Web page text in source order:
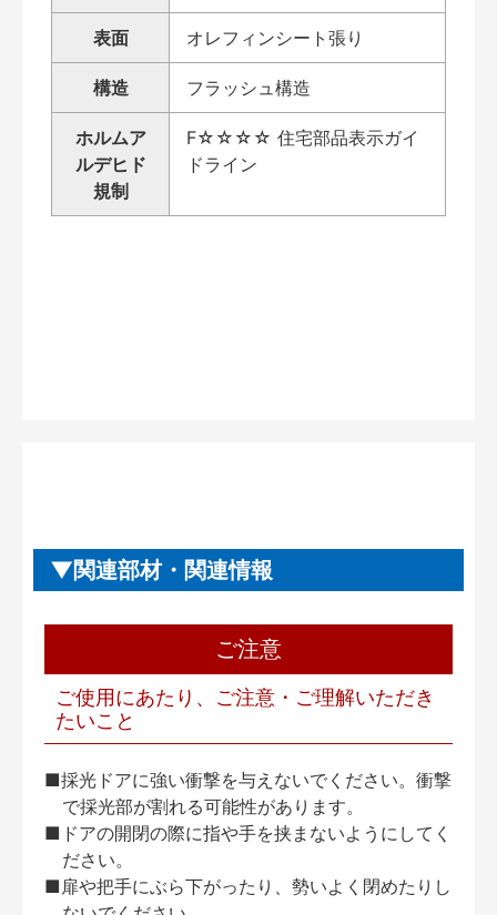
表面 オレフィンシート張り
構造 フラッシュ構造
ホルムア
ルデヒド
規制
F☆☆☆☆ 住宅部品表示ガイ
ドライン
関連部材・関連情報
ご注意
ご使用にあたり、ご注意・ご理解いただき
たいこと
■採光ドアに強い衝撃を与えないでください。衝撃
で採光部が割れる可能性があります。
■ドアの開閉の際に指や手を挟まないようにしてく
ださい。
■扉や把手にぶら下がったり、勢いよく閉めたりし